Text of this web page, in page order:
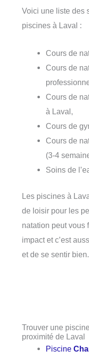
Voici une liste des
piscines à Laval :
Cours de
Cours de
Cours de
à Laval,
Cours de
Cours de
(3-4
Soins de
Les piscines à
de loisir pour les
natation peut vous
impact et c’est
et de se sentir bien.
Trouver une
proximité de Laval
Piscine